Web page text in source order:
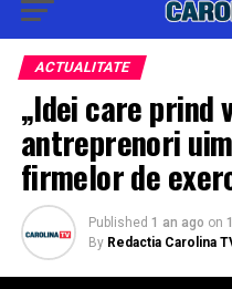
ACTUALITATE
„Idei care prind
antreprenori
firmelor de
Published 1 an ago on
By Redactia Carolina